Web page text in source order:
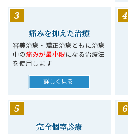
3
痛みを抑えた治療
審美治療・矯正治療ともに治療
中の痛みが最小限になる治療法
を使用します
詳しく見る
4
5
完全個室診療
6